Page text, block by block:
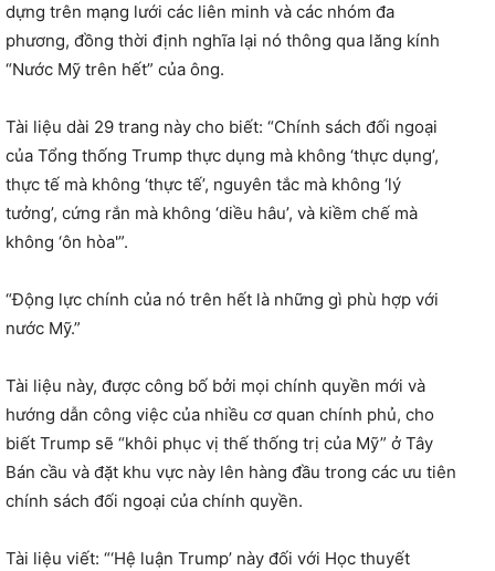
dựng trên mạng lưới các liên minh và các nhóm đa
phương, đồng thời định nghĩa lại nó thông qua lăng kính
“Nước Mỹ trên hết” của ông.
Tài liệu dài 29 trang này cho biết: “Chính sách đối ngoại
của Tổng thống Trump thực dụng mà không ‘thực dụng’,
thực tế mà không ‘thực tế’, nguyên tắc mà không ‘lý
tưởng’, cứng rắn mà không ‘diều hâu’, và kiềm chế mà
không ‘ôn hòa'”.
“Động lực chính của nó trên hết là những gì phù hợp với
nước Mỹ.”
Tài liệu này, được công bố bởi mọi chính quyền mới và
hướng dẫn công việc của nhiều cơ quan chính phủ, cho
biết Trump sẽ “khôi phục vị thế thống trị của Mỹ” ở Tây
Bán cầu và đặt khu vực này lên hàng đầu trong các ưu tiên
chính sách đối ngoại của chính quyền.
Tài liệu viết: “‘Hệ luận Trump’ này đối với Học thuyết